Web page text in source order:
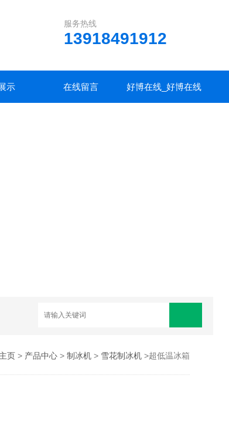
服务热线
13918491912
示 在线留言 好博在线_好博在线
主页> 产品中心> 制冰机> 雪花制冰机>超低温冰箱